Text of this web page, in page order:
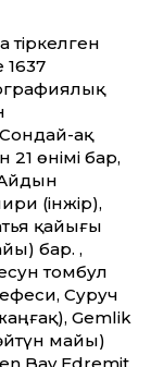
тіркелген
1637
ақ
өнімі бар,
(інжір),
қайығы
бар. ,
томбул
Суруч
Gemlik
майы)